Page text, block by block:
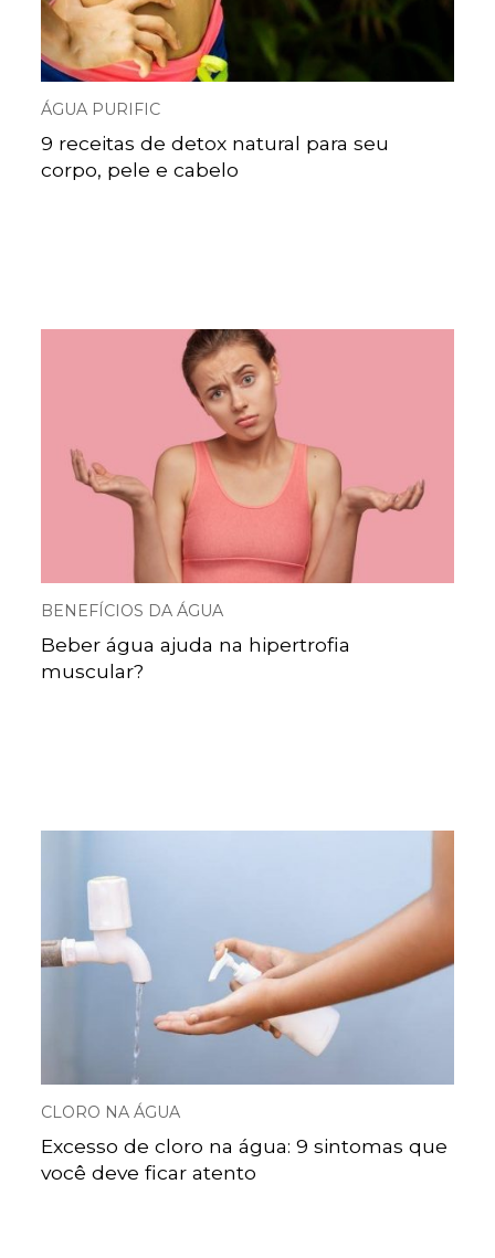
ÁGUA PURIFIC
9 receitas de detox natural para seu
corpo, pele e cabelo
BENEFÍCIOS DA ÁGUA
Beber água ajuda na hipertrofia
muscular?
CLORO NA ÁGUA
Excesso de cloro na água: 9 sintomas que
você deve ficar atento